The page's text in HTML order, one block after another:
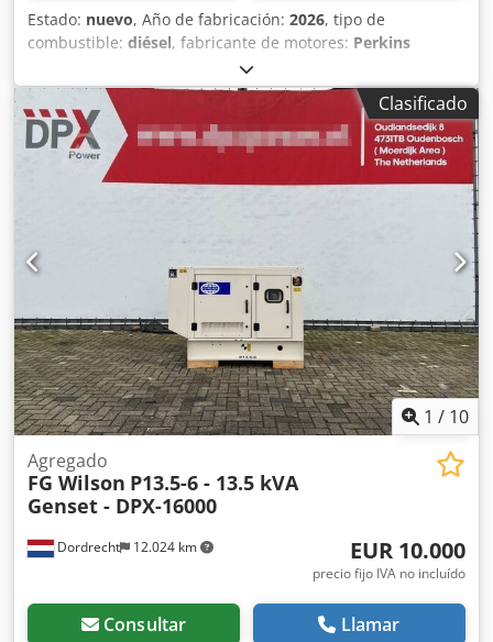
Estado: nuevo, Año de fabricación: 2026, tipo de
combustible: diésel, fabricante de motores: Perkins
, Propósito de uso: Construcción Peso en vacío:
5.847 kg Potencia del generador: 2.000 kVA Dimensiones
del compartimento de carga: 575 x 230 x 302 cm Marcado
CE: sí País de fabricación: CN Cjdpfx Aijyqmhnsferf
Contacte con el equipo de DPX para más información. =
Opciones y accesorios adicionales = - Panel de control
Clasificado
1 / 10
Dordrecht 12.024 km
Agregado
FG Wilson P13.5-6 - 13.5 kVA
Genset - DPX-16000
EUR 10.000
precio fijo IVA no incluído
Consultar Llamar